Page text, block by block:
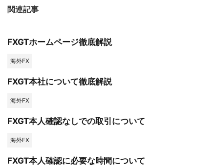
関連記事
FXGTホームページ徹底解説
海外FX
FXGT本社について徹底解説
海外FX
FXGT本人確認なしでの取引について
海外FX
FXGT本人確認に必要な時間について